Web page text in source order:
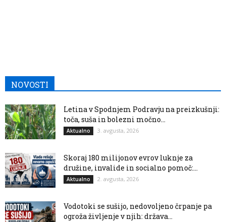
NOVOSTI
Letina v Spodnjem Podravju na preizkušnji:
toča, suša in bolezni močno...
Aktualno 3. avgusta, 2026
Skoraj 180 milijonov evrov luknje za
družine, invalide in socialno pomoč:...
Aktualno 2. avgusta, 2026
Vodotoki se sušijo, nedovoljeno črpanje pa
ogroža življenje v njih: država...